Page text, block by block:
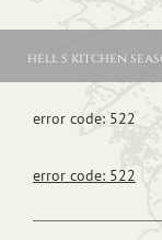
hell s kitchen
error code: 522
error code: 522